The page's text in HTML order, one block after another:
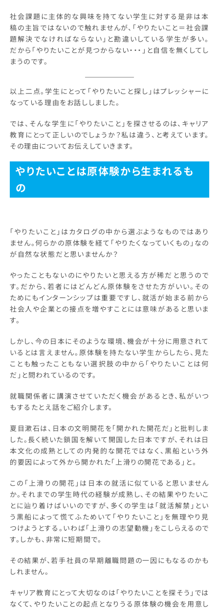
社会課題に主体的な興味を持てない学生に対する是非は本
稿の主旨ではないので触れませんが、「やりたいこと＝社会課
題解決でなければならない」と勘違いしている学生が多い。
だから「やりたいことが見つからない・・・」と自信を無くしてし
まうのです。
以上二点。学生にとって「やりたいこと探し」はプレッシャーに
なっている理由をお話ししました。
では、そんな学生に「やりたいこと」を探させるのは、キャリア
教育にとって正しいのでしょうか？私は違う、と考えています。
その理由についてお伝えしていきます。
やりたいことは原体験から生まれるも
の
「やりたいこと」はカタログの中から選ぶようなものではあり
ません。何らかの原体験を経て「やりたくなっていくもの」なの
が自然な状態だと思いませんか？
やったこともないのにやりたいと思える方が稀だと思うので
す。だから、若者にはどんどん原体験をさせた方がいい。その
ためにもインターンシップは重要ですし、就活が始まる前から
社会人や企業との接点を増やすことには意味があると思いま
す。
しかし、今の日本にそのような環境、機会が十分に用意されて
いるとは言えません。原体験を持たない学生からしたら、見た
ことも触ったこともない選択肢の中から「やりたいことは何
だ」と問われているのです。
就職関係者に講演させていただく機会があるとき、私がいつ
もするたとえ話をご紹介します。
夏目漱石は、日本の文明開花を「開かれた開花だ」と批判しま
した。長く続いた鎖国を解いて開国した日本ですが、それは日
本文化の成熟としての内発的な開花ではなく、黒船という外
的要因によって外から開かれた「上滑りの開花である」と。
この「上滑りの開花」は日本の就活に似ていると思いません
か。それまでの学生時代の経験が成熟し、その結果やりたいこ
とに辿り着けばいいのですが、多くの学生は「就活解禁」とい
う黒船によって慌てふためいて「やりたいこと」を無理やり見
つけようとする。いわば「上滑りの志望動機」をこしらえるので
す。しかも、非常に短期間で。
その結果が、若手社員の早期離職問題の一因にもなるのかも
しれません。
キャリア教育にとって大切なのは「やりたいことを探そう」では
なくて、やりたいことの起点となりうる原体験の機会を用意し